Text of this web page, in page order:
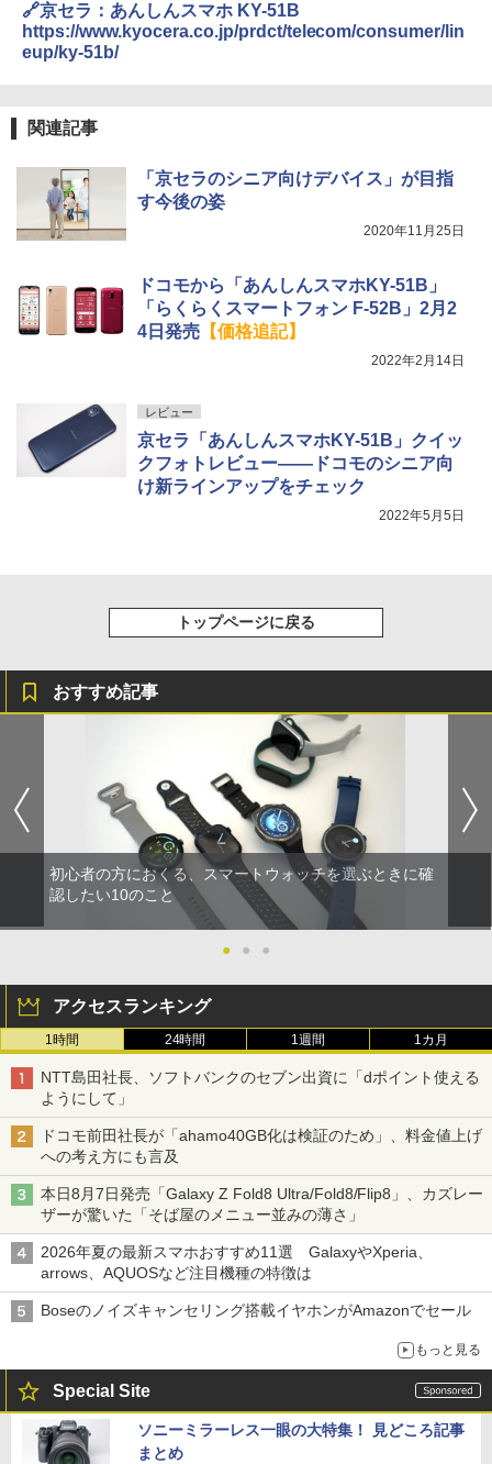
🔗京セラ：あんしんスマホ KY-51B
https://www.kyocera.co.jp/prdct/telecom/consumer/lin
eup/ky-51b/
関連記事
「京セラのシニア向けデバイス」が目指
す今後の姿
2020年11月25日
ドコモから「あんしんスマホKY-51B」
「らくらくスマートフォン F-52B」2月2
4日発売【価格追記】
2022年2月14日
レビュー
京セラ「あんしんスマホKY-51B」クイッ
クフォトレビュー――ドコモのシニア向
け新ラインアップをチェック
2022年5月5日
トップページに戻る
おすすめ記事
初心者の方におくる、スマートウォッチを選ぶときに確
認したい10のこと
● ● ●
アクセスランキング
1時間 24時間 1週間 1カ月
NTT島田社長、ソフトバンクのセブン出資に「dポイント使える
ようにして」
ドコモ前田社長が「ahamo40GB化は検証のため」、料金値上げ
への考え方にも言及
本日8月7日発売「Galaxy Z Fold8 Ultra/Fold8/Flip8」、カズレー
ザーが驚いた「そば屋のメニュー並みの薄さ」
2026年夏の最新スマホおすすめ11選 GalaxyやXperia、
arrows、AQUOSなど注目機種の特徴は
Boseのノイズキャンセリング搭載イヤホンがAmazonでセール
もっと見る
Special Site
ソニーミラーレス一眼の大特集！ 見どころ記事
まとめ